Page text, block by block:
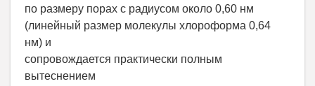
по размеру порах с радиусом около 0,60 нм
(линейный размер молекулы хлороформа 0,64
нм) и
сопровождается практически полным
вытеснением